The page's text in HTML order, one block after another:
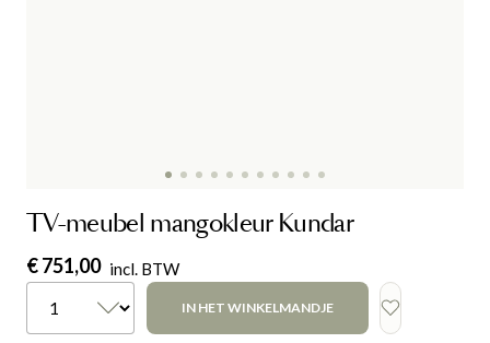
TV-meubel mangokleur Kundar
€ 751,00 incl. BTW
IN HET WINKELMANDJE